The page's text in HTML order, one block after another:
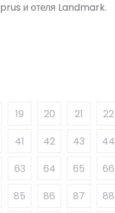
и отеля Landmark.
19 20 21
22
41 42 43
44
63 64 65
66
85 86 87
88